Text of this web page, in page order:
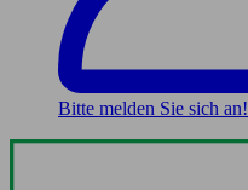
Bitte melden Sie sich an!